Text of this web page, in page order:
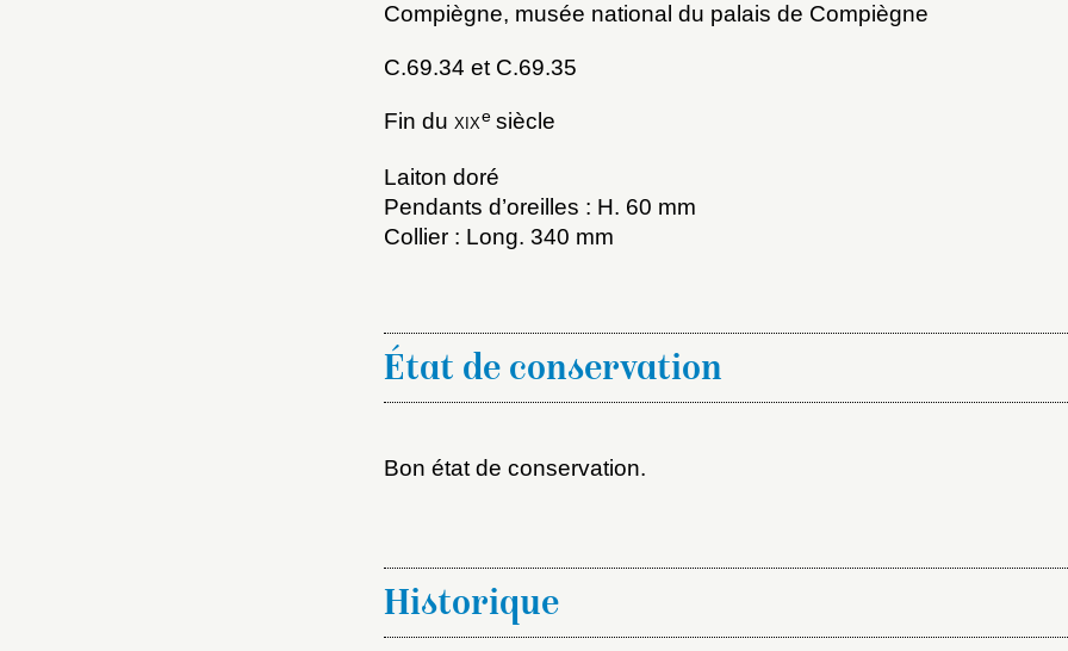
Compiègne, musée national du palais de Compiègne
C.69.34 et C.69.35
Fin du xixesiècle
Laiton doré
Pendants d’oreilles : H. 60 mm
Collier : Long. 340 mm
État de conservation
Bon état de conservation.
Historique
Choix du dossier où ajouter la
Valider
Nouveau dossier
Connexion